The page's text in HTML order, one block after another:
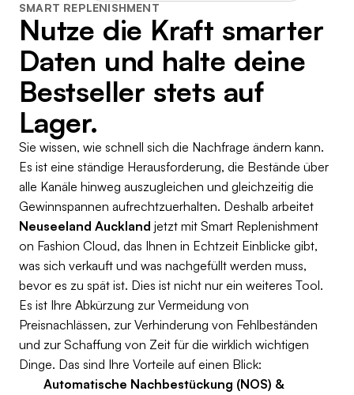
SMART REPLENISHMENT
Nutze die Kraft smarter
Daten und halte deine
Bestseller stets auf
Lager.
Sie wissen, wie schnell sich die Nachfrage ändern kann.
Es ist eine ständige Herausforderung, die Bestände über
alle Kanäle hinweg auszugleichen und gleichzeitig die
Gewinnspannen aufrechtzuerhalten. Deshalb arbeitet
Neuseeland Auckland jetzt mit Smart Replenishment
on Fashion Cloud, das Ihnen in Echtzeit Einblicke gibt,
was sich verkauft und was nachgefüllt werden muss,
bevor es zu spät ist. Dies ist nicht nur ein weiteres Tool.
Es ist Ihre Abkürzung zur Vermeidung von
Preisnachlässen, zur Verhinderung von Fehlbeständen
und zur Schaffung von Zeit für die wirklich wichtigen
Dinge. Das sind Ihre Vorteile auf einen Blick:
Automatische Nachbestückung (NOS) &